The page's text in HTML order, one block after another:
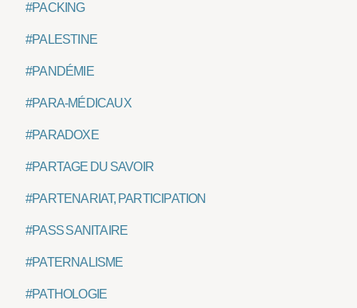
#PACKING
#PALESTINE
#PANDÉMIE
#PARA-MÉDICAUX
#PARADOXE
#PARTAGE DU SAVOIR
#PARTENARIAT, PARTICIPATION
#PASS SANITAIRE
#PATERNALISME
#PATHOLOGIE